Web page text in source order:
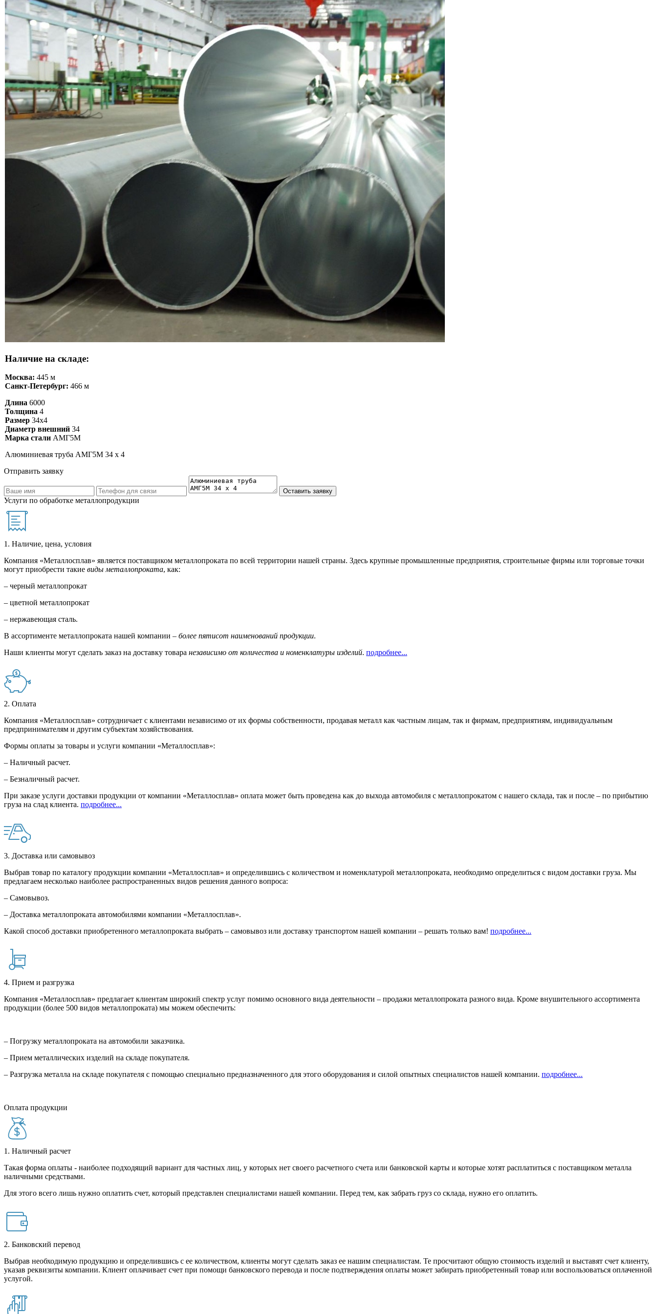
Наличие на складе:
Москва: 445 м
Санкт-Петербург: 466 м
Длина 6000
Толщина 4
Размер 34х4
Диаметр внешний 34
Марка стали АМГ5М
Алюминиевая труба АМГ5М 34 х 4
Отправить заявку
Услуги по обработке металлопродукции
1. Наличие, цена, условия
Компания «Металлосплав» является поставщиком металлопроката по всей территории нашей страны. Здесь крупные промышленные предприятия, строительные фирмы или торговые точки
могут приобрести такие виды металлопроката, как:
– черный металлопрокат
– цветной металлопрокат
– нержавеющая сталь.
В ассортименте металлопроката нашей компании – более пятисот наименований продукции.
Наши клиенты могут сделать заказ на доставку товара независимо от количества и номенклатуры изделий. подробнее...
2. Оплата
Компания «Металлосплав» сотрудничает с клиентами независимо от их формы собственности, продавая металл как частным лицам, так и фирмам, предприятиям, индивидуальным
предпринимателям и другим субъектам хозяйствования.
Формы оплаты за товары и услуги компании «Металлосплав»:
– Наличный расчет.
– Безналичный расчет.
При заказе услуги доставки продукции от компании «Металлосплав» оплата может быть проведена как до выхода автомобиля с металлопрокатом с нашего склада, так и после – по прибытию
груза на слад клиента. подробнее...
3. Доставка или самовывоз
Выбрав товар по каталогу продукции компании «Металлосплав» и определившись с количеством и номенклатурой металлопроката, необходимо определиться с видом доставки груза. Мы
предлагаем несколько наиболее распространенных видов решения данного вопроса:
– Самовывоз.
– Доставка металлопроката автомобилями компании «Металлосплав».
Какой способ доставки приобретенного металлопроката выбрать – самовывоз или доставку транспортом нашей компании – решать только вам! подробнее...
4. Прием и разгрузка
Компания «Металлосплав» предлагает клиентам широкий спектр услуг помимо основного вида деятельности – продажи металлопроката разного вида. Кроме внушительного ассортимента
продукции (более 500 видов металлопроката) мы можем обеспечить:
– Погрузку металлопроката на автомобили заказчика.
– Прием металлических изделий на складе покупателя.
– Разгрузка металла на складе покупателя с помощью специально предназначенного для этого оборудования и силой опытных специалистов нашей компании. подробнее...
Оплата продукции
1. Наличный расчет
Такая форма оплаты - наиболее подходящий вариант для частных лиц, у которых нет своего расчетного счета или банковской карты и которые хотят расплатиться с поставщиком металла
наличными средствами.
Для этого всего лишь нужно оплатить счет, который представлен специалистами нашей компании. Перед тем, как забрать груз со склада, нужно его оплатить.
2. Банковский перевод
Выбрав необходимую продукцию и определившись с ее количеством, клиенты могут сделать заказ ее нашим специалистам. Те просчитают общую стоимость изделий и выставят счет клиенту,
указав реквизиты компании. Клиент оплачивает счет при помощи банковского перевода и после подтверждения оплаты может забирать приобретенный товар или воспользоваться оплаченной
услугой.